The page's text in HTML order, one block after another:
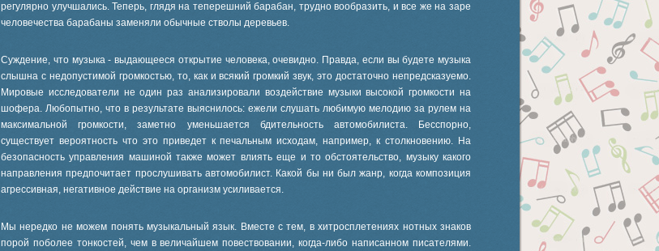
регулярно улучшались. Теперь, глядя на теперешний барабан, трудно вообразить, и все же на заре
человечества барабаны заменяли обычные стволы деревьев.
Суждение, что музыка - выдающееся открытие человека, очевидно. Правда, если вы будете музыка
слышна с недопустимой громкостью, то, как и всякий громкий звук, это достаточно непредсказуемо.
Мировые исследователи не один раз анализировали воздействие музыки высокой громкости на
шофера. Любопытно, что в результате выяснилось: ежели слушать любимую мелодию за рулем на
максимальной громкости, заметно уменьшается бдительность автомобилиста. Бесспорно,
существует вероятность что это приведет к печальным исходам, например, к столкновению. На
безопасность управления машиной также может влиять еще и то обстоятельство, музыку какого
направления предпочитает прослушивать автомобилист. Какой бы ни был жанр, когда композиция
агрессивная, негативное действие на организм усиливается.
Мы нередко не можем понять музыкальный язык. Вместе с тем, в хитросплетениях нотных знаков
порой поболее тонкостей, чем в величайшем повествовании, когда-либо написанном писателями.